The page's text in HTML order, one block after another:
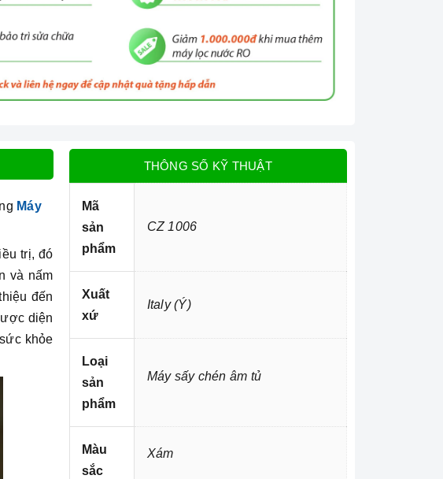
Máy
trị, đó
và nấm
đến
diện
khỏe
THÔNG SỐ KỸ THUẬT
Mã
sản
phẩm
CZ 1006
Xuất
xứ
Italy (Ý)
Loại
sản
phẩm
Máy sấy chén âm tủ
Màu
sắc
Xám